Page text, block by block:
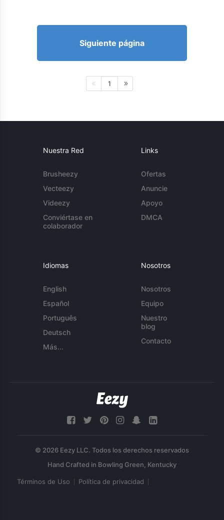
Siguiente página
1
Nuestra Red
Brusheezy
Vecteezy
Videezy
Conviértase en
colaborador
Links
Ofertas
Anuncie
Apoyo
DMCA
Idiomas
English
Español
Português
Deutsch
Más...
Nosotros
Nosotros
Equipo
Nuestro
blog
Contacto
© 2026 Eezy LLC. Todos los derechos reservados
Términos de Uso Política de privacidad